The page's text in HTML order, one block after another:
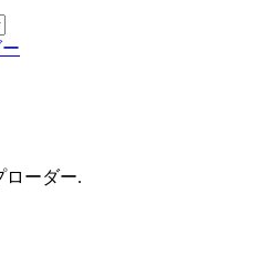
ローダー.